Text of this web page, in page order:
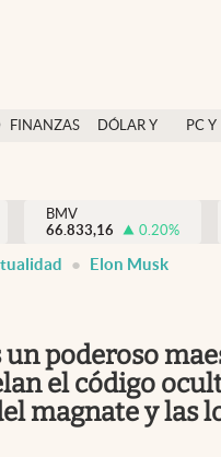
FINANZAS
DÓLAR Y
PC Y
BMV
66.833,16
0.20%
Elon Musk
un poderoso
el código
magnate y las